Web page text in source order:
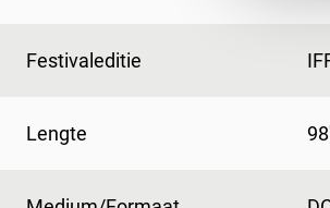
Festivaleditie
Lengte